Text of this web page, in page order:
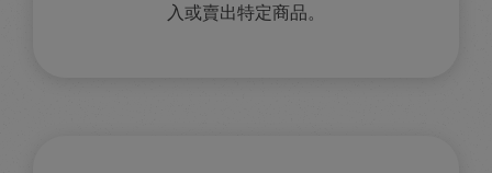
入或賣出特定商品。